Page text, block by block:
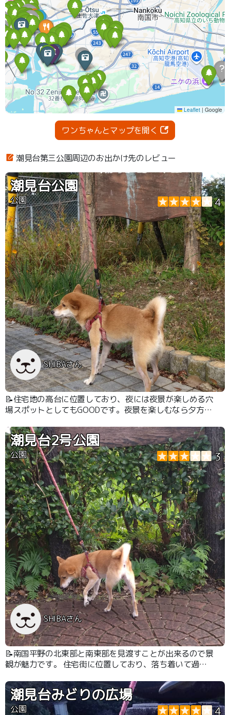
ワンちゃんとマップを開く
潮見台第三公園周辺のお出かけ先のレビュー
潮見台公園
公園 4
SHIBAさん
📝住宅地の高台に位置しており、夜には夜景が楽しめる穴
場スポットとしてもGOODです。夜景を楽しむなら夕方〜
潮見台2号公園
公園 3
SHIBAさん
📝南国平野の北東部と南東部を見渡すことが出来るので景
観が魅力です。 住宅街に位置しており、落ち着いて過ご
潮見台みどりの広場
公園 4